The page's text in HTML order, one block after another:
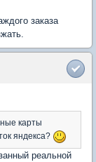
заказа
карты
яндекса?
реальной